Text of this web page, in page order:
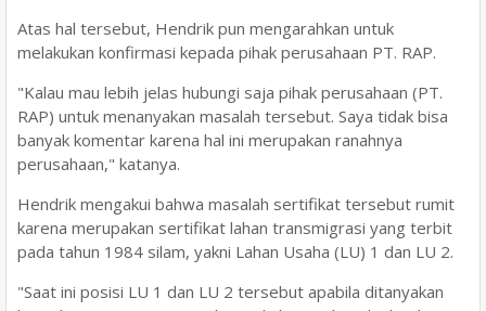
Atas hal tersebut, Hendrik pun mengarahkan untuk
melakukan konfirmasi kepada pihak perusahaan PT. RAP.
"Kalau mau lebih jelas hubungi saja pihak perusahaan (PT.
RAP) untuk menanyakan masalah tersebut. Saya tidak bisa
banyak komentar karena hal ini merupakan ranahnya
perusahaan," katanya.
Hendrik mengakui bahwa masalah sertifikat tersebut rumit
karena merupakan sertifikat lahan transmigrasi yang terbit
pada tahun 1984 silam, yakni Lahan Usaha (LU) 1 dan LU 2.
"Saat ini posisi LU 1 dan LU 2 tersebut apabila ditanyakan